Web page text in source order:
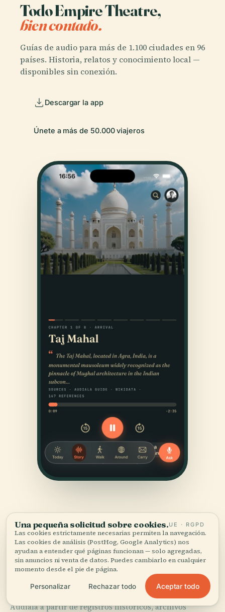
Todo Empire Theatre,
bien contado.
Guías de audio para más de 1.100 ciudades en 96
países. Historia, relatos y conocimiento local —
disponibles sin conexión.
Descargar la app
Únete a más de 50.000 viajeros
FUENTES
Verificado,y a la vista.
Investigado y redactado por el equipo editorial de
Audiala a partir de registros históricos, archivos
Una pequeña solicitud sobre cookies.UE · RGPD
Las cookies estrictamente necesarias permiten la navegación.
Las cookies de análisis (PostHog, Google Analytics) nos
ayudan a entender qué páginas funcionan — solo agregadas,
sin anuncios ni venta de datos. Puedes cambiarlo en cualquier
momento desde el pie de página.
Personalizar Rechazar todo Aceptar todo